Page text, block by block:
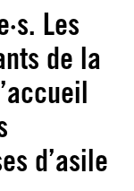
Les
de la
d’asile